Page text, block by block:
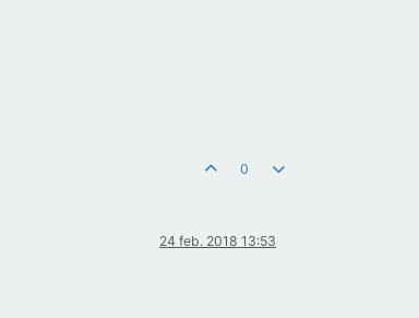
0
24 feb. 2018 13:53